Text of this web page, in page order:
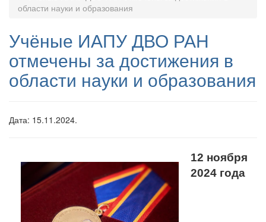
области науки и образования
Учёные ИАПУ ДВО РАН
отмечены за достижения в
области науки и образования
Дата: 15.11.2024.
12 ноября
2024 года